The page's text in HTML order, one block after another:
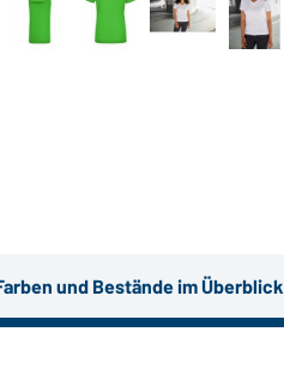
und Bestände im Überblick